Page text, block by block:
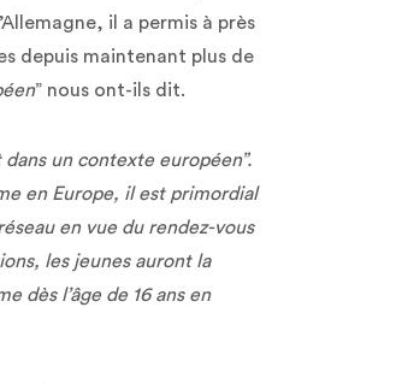
il a permis à près
depuis maintenant plus de
” nous ont-ils dit.
un contexte européen”.
en Europe, il est primordial
en vue du rendez-vous
les jeunes auront la
dès l’âge de 16 ans en